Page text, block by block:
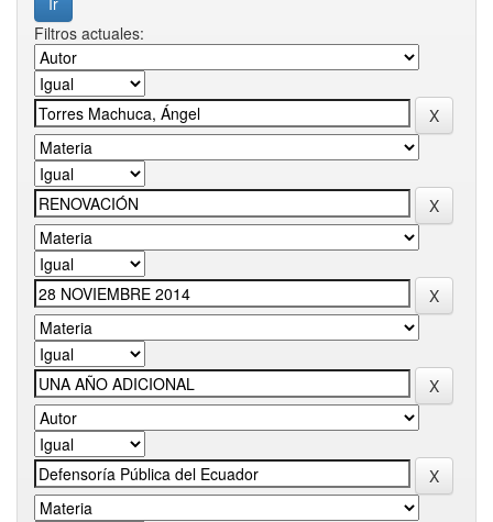
Filtros actuales: